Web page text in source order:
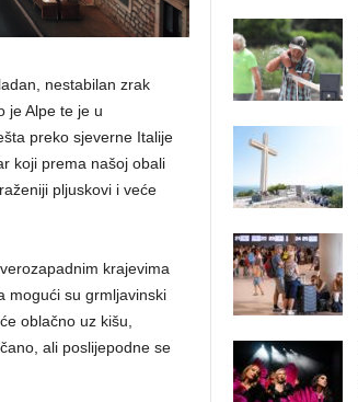
nestabilan zrak
je Alpe te je u
preko sjeverne Italije
koji prema našoj obali
pljuskovi i veće
krajevima
mogući su grmljavinski
oblačno uz kišu,
ali poslijepodne se